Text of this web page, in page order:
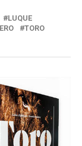
LUQUE
TORO